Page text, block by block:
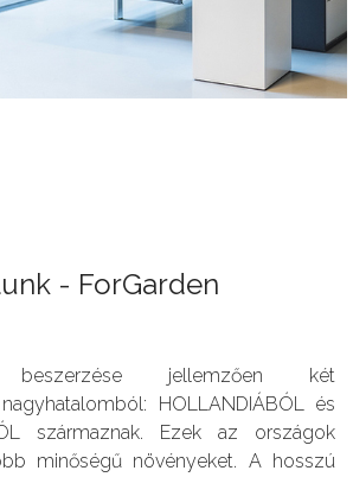
- ForGarden
beszerzése jellemzően két
HOLLANDIÁBÓL és
származnak. Ezek az országok
minőségű növényeket. A hosszú